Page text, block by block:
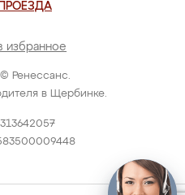
Ренессанс.
в Щербинке.
избранное